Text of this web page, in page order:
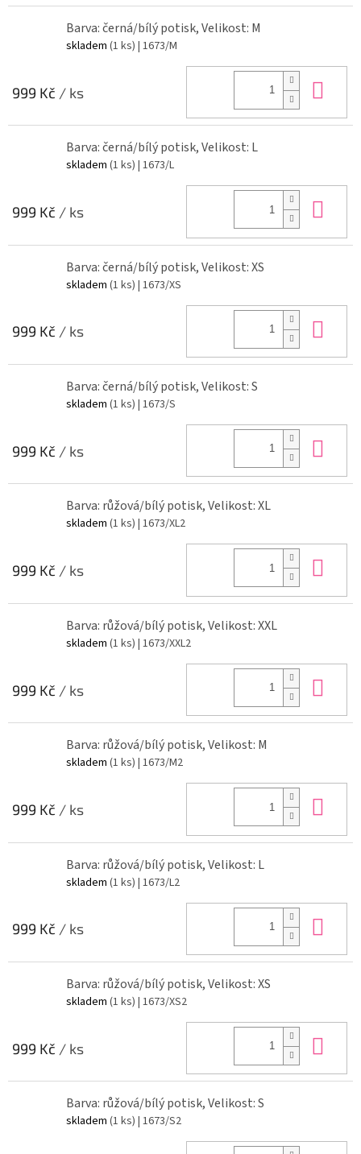
Barva: černá/bílý potisk, Velikost: M
skladem (1 ks) | 1673/M
999 Kč / ks
Barva: černá/bílý potisk, Velikost: L
skladem (1 ks) | 1673/L
999 Kč / ks
Barva: černá/bílý potisk, Velikost: XS
skladem (1 ks) | 1673/XS
999 Kč / ks
Barva: černá/bílý potisk, Velikost: S
skladem (1 ks) | 1673/S
999 Kč / ks
Barva: růžová/bílý potisk, Velikost: XL
skladem (1 ks) | 1673/XL2
999 Kč / ks
Barva: růžová/bílý potisk, Velikost: XXL
skladem (1 ks) | 1673/XXL2
999 Kč / ks
Barva: růžová/bílý potisk, Velikost: M
skladem (1 ks) | 1673/M2
999 Kč / ks
Barva: růžová/bílý potisk, Velikost: L
skladem (1 ks) | 1673/L2
999 Kč / ks
Barva: růžová/bílý potisk, Velikost: XS
skladem (1 ks) | 1673/XS2
999 Kč / ks
Barva: růžová/bílý potisk, Velikost: S
skladem (1 ks) | 1673/S2